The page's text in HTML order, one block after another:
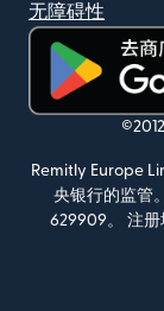
无障碍性
（在新窗口中
Remitly Europe
央银行的监管
629909。 注册